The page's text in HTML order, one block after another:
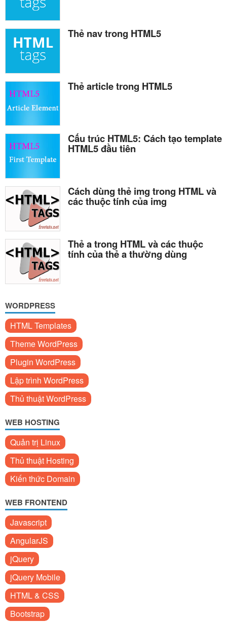
Thẻ nav trong HTML5
Thẻ article trong HTML5
Cấu trúc HTML5: Cách tạo template
HTML5 đầu tiên
Cách dùng thẻ img trong HTML và
các thuộc tính của img
Thẻ a trong HTML và các thuộc
tính của thẻ a thường dùng
WORDPRESS
HTML Templates
Theme WordPress
Plugin WordPress
Lập trình WordPress
Thủ thuật WordPress
WEB HOSTING
Quản trị Linux
Thủ thuật Hosting
Kiến thức Domain
WEB FRONTEND
Javascript
AngularJS
jQuery
jQuery Mobile
HTML & CSS
Bootstrap